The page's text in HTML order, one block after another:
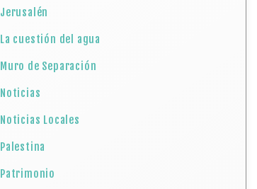
Jerusalén
La cuestión del agua
Muro de Separación
Noticias
Noticias Locales
Palestina
Patrimonio